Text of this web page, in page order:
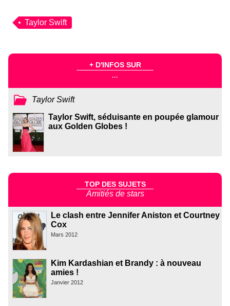
Taylor Swift
+ D'INFOS SUR
...
Taylor Swift
Taylor Swift, séduisante en poupée glamour
aux Golden Globes !
TOP DES SUJETS
Amitiés de stars
Le clash entre Jennifer Aniston et Courtney
Cox
Mars 2012
Kim Kardashian et Brandy : à nouveau
amies !
Janvier 2012